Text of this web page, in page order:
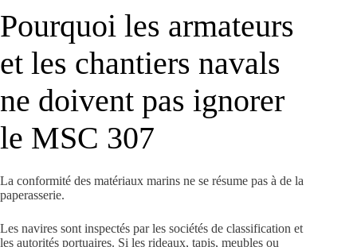
Pourquoi les armateurs
et les chantiers navals
ne doivent pas ignorer
le MSC 307
La conformité des matériaux marins ne se résume pas à de la
paperasserie.
Les navires sont inspectés par les sociétés de classification et
les autorités portuaires. Si les rideaux, tapis, meubles ou